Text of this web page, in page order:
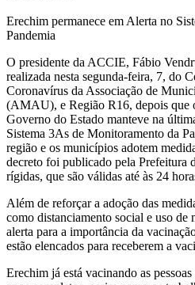
Erechim permanece em Alerta no
Pandemia
O presidente da ACCIE, Fábio
realizada nesta segunda-feira, 7, do
Coronavírus da Associação de
(AMAU), e Região R16, depois que
Governo do Estado manteve na
Sistema 3As de Monitoramento da
região e os municípios adotem
decreto foi publicado pela Prefeitura
rígidas, que são válidas até às 24
Além de reforçar a adoção das
como distanciamento social e uso de
alerta para a importância da
estão elencados para receberem a
Erechim já está vacinando as